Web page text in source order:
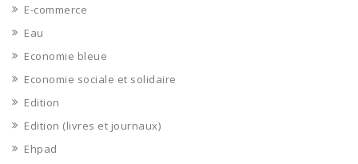
E-commerce
Eau
Economie bleue
Economie sociale et solidaire
Edition
Edition (livres et journaux)
Ehpad